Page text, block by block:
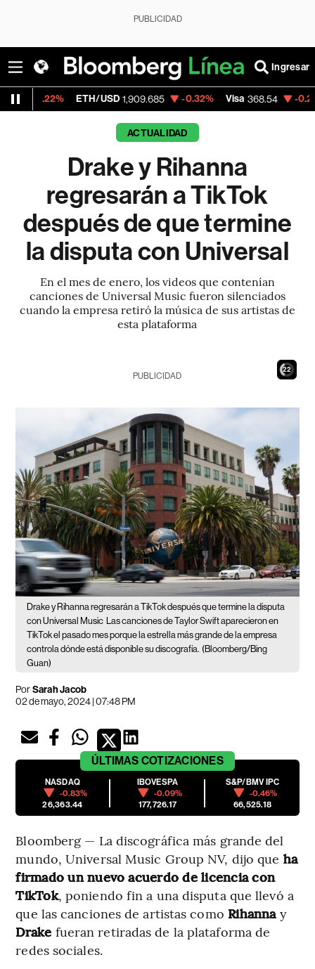
PUBLICIDAD
Ingresar
ETH/USD 1,909.685 -0.32% Visa 368.54 -0.28%
ACTUALIDAD
Drake y Rihanna
regresarán a TikTok
después de que termine
la disputa con Universal
En el mes de enero, los videos que contenían
canciones de Universal Music fueron silenciados
cuando la empresa retiró la música de sus artistas de
esta plataforma
21
PUBLICIDAD
Drake y Rihanna regresarán a TikTok después que termine la disputa
con Universal Music
Las canciones de Taylor Swift aparecieron en
TikTok el pasado mes porque la estrella más grande de la empresa
controla dónde está disponible su discografía. (Bloomberg/Bing
Guan)
PorSarah Jacob
02 de mayo, 2024 | 07:48 PM
ÚLTIMAS COTIZACIONES
NASDAQ
-0.83%
26,363.44
IBOVESPA
-0.09%
177,726.17
S&P/BMV IPC
-0.46%
66,525.18
Bloomberg — La discográfica más grande del
mundo, Universal Music Group NV, dijo que ha
firmado un nuevo acuerdo de licencia con
TikTok, poniendo fin a una disputa que llevó a
que las canciones de artistas como Rihanna y
Drake fueran retiradas de la plataforma de
redes sociales.